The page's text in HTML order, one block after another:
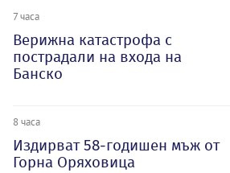
7 часа
Верижна катастрофа с
пострадали на входа на
Банско
8 часа
Издирват 58-годишен мъж от
Горна Оряховица